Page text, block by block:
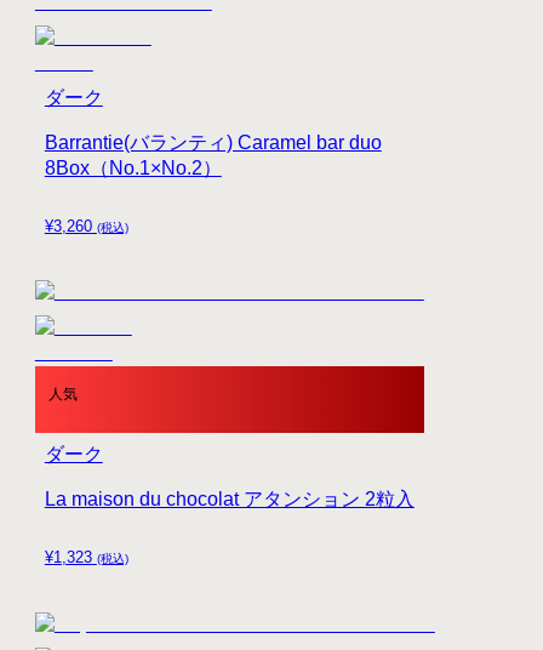
¥3,260 (税込)
Barrantie(バランティ) Caramel bar duo
8Box（No.1×No.2）
ダーク
人気
¥1,323 (税込)
La maison du chocolat アタンション 2粒入
ダーク